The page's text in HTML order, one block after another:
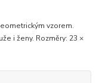
vzorem.
i ženy. Rozměry: 23 ×